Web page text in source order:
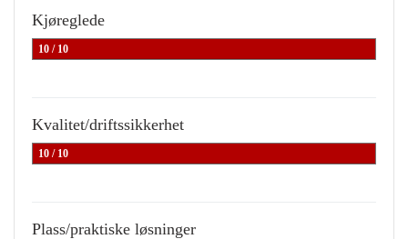
Kjøreglede
10 / 10
Kvalitet/driftssikkerhet
10 / 10
Plass/praktiske løsninger